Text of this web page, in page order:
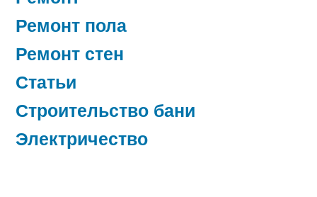
Ремонт пола
Ремонт стен
Статьи
Строительство бани
Электричество